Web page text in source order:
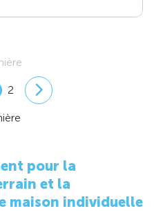
2
pour la
et la
maison individuelle